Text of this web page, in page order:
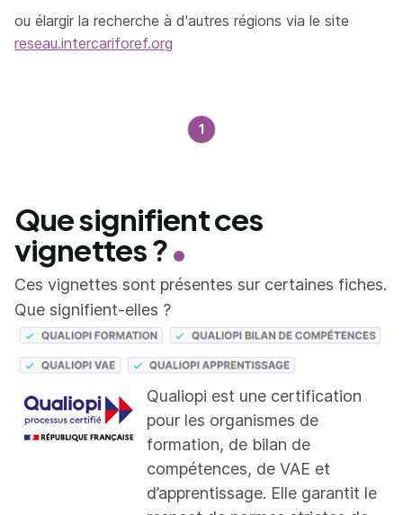
ou élargir la recherche à d'autres régions via le site
reseau.intercariforef.org
1
Que signifient ces
vignettes ?
Ces vignettes sont présentes sur certaines fiches.
Que signifient-elles ?
Qualiopi est une certification
pour les organismes de
formation, de bilan de
compétences, de VAE et
d’apprentissage. Elle garantit le